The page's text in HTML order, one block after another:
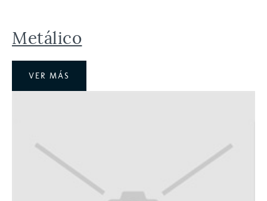
Metálico
VER MÁS